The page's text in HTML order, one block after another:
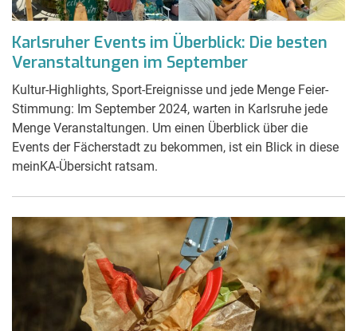
Karlsruher Events im Überblick: Die besten
Veranstaltungen im September
Kultur-Highlights, Sport-Ereignisse und jede Menge Feier-
Stimmung: Im September 2024, warten in Karlsruhe jede
Menge Veranstaltungen. Um einen Überblick über die
Events der Fächerstadt zu bekommen, ist ein Blick in diese
meinKA-Übersicht ratsam.